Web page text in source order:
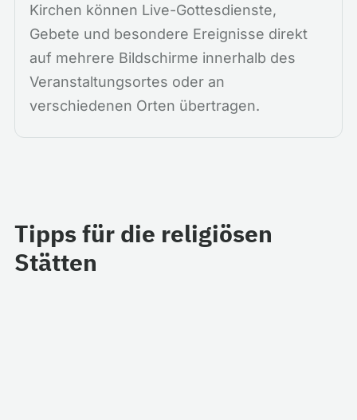
Kirchen können Live-Gottesdienste,
Gebete und besondere Ereignisse direkt
auf mehrere Bildschirme innerhalb des
Veranstaltungsortes oder an
verschiedenen Orten übertragen.
Tipps für die religiösen
Stätten